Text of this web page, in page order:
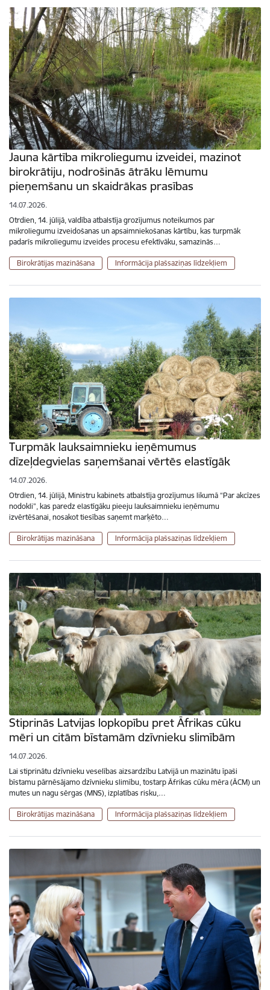
Jauna kārtība mikroliegumu izveidei, mazinot
birokrātiju, nodrošinās ātrāku lēmumu
pieņemšanu un skaidrākas prasības
14.07.2026.
Otrdien, 14. jūlijā, valdība atbalstīja grozījumus noteikumos par
mikroliegumu izveidošanas un apsaimniekošanas kārtību, kas turpmāk
padarīs mikroliegumu izveides procesu efektīvāku, samazinās…
Birokrātijas mazināšana Informācija plašsaziņas līdzekļiem
Turpmāk lauksaimnieku ieņēmumus
dīzeļdegvielas saņemšanai vērtēs elastīgāk
14.07.2026.
Otrdien, 14. jūlijā, Ministru kabinets atbalstīja grozījumus likumā “Par akcīzes
nodokli”, kas paredz elastīgāku pieeju lauksaimnieku ieņēmumu
izvērtēšanai, nosakot tiesības saņemt marķēto…
Birokrātijas mazināšana Informācija plašsaziņas līdzekļiem
Stiprinās Latvijas lopkopību pret Āfrikas cūku
mēri un citām bīstamām dzīvnieku slimībām
14.07.2026.
Lai stiprinātu dzīvnieku veselības aizsardzību Latvijā un mazinātu īpaši
bīstamu pārnēsājamo dzīvnieku slimību, tostarp Āfrikas cūku mēra (ĀCM) un
mutes un nagu sērgas (MNS), izplatības risku,…
Birokrātijas mazināšana Informācija plašsaziņas līdzekļiem